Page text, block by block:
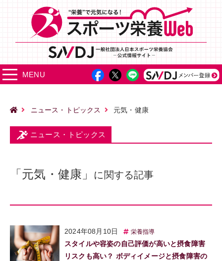
MENU
ニュース・トピックス 元気・健康
ニュース・トピックス
「元気・健康」 に関する記事
2024年08月10日 栄養指導
スタイルや容姿の自己評価が高いと摂食障害
リスクも高い？ ボディイメージと摂食障害の